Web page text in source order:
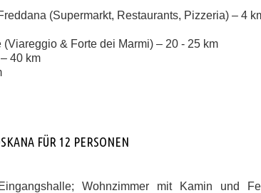
(Supermarkt, Restaurants, Pizzeria) – 4
(Viareggio & Forte dei Marmi) – 20 - 25 km
– 40 km
FÜR 12 PERSONEN
Wohnzimmer mit Kamin und